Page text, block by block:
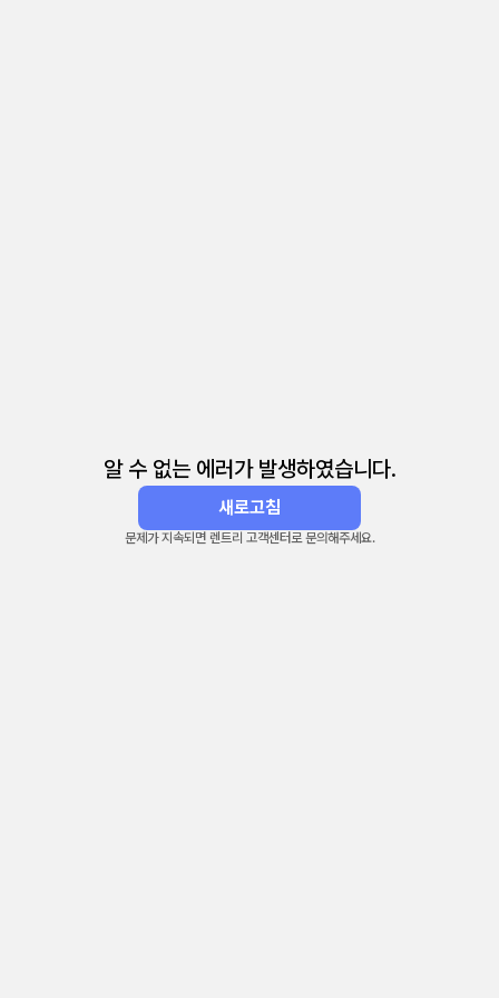
알 수 없는 에러가 발생하였습니다.
새로고침
문제가 지속되면 렌트리 고객센터로 문의해주세요.